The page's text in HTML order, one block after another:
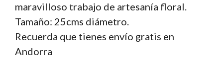
maravilloso trabajo de artesanía floral.
Tamaño: 25cms diámetro.
Recuerda que tienes envío gratis en
Andorra